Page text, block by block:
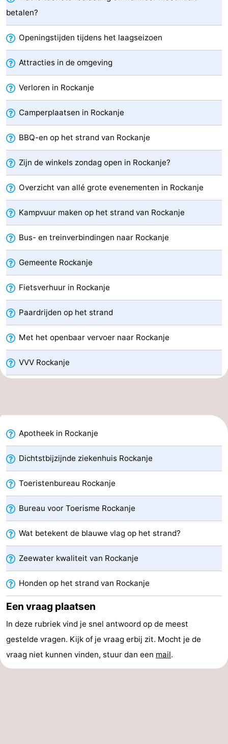
&
Steden
Natuur
Sporten
-
Zwembaden
-
Surfen
Eten
en
drinken
Evenementen
Praktisch
Forum
Route
-
Parkeren
Medische
adressen
Reisboekenwinkel
Regio
Zuid-
Holland
-
Natuur
Hollands
Duin
-
Noordwijk
-
Katwijk
-
Scheveningen
-
Den
Haag
-
Rotterdam
Zeeland
Schouwen-
Duiveland
-
Renesse
-
Brouwershaven
-
Bruinisse
-
Zierikzee
-
betalen?
Openingstijden tijdens het laagseizoen
Attracties in de omgeving
Verloren in Rockanje
Camperplaatsen in Rockanje
BBQ-en op het strand van Rockanje
Zijn de winkels zondag open in Rockanje?
Overzicht van allé grote evenementen in Rockanje
Kampvuur maken op het strand van Rockanje
Bus- en treinverbindingen naar Rockanje
Gemeente Rockanje
Fietsverhuur in Rockanje
Paardrijden op het strand
Met het openbaar vervoer naar Rockanje
VVV Rockanje
Apotheek in Rockanje
Dichtstbijzijnde ziekenhuis Rockanje
Toeristenbureau Rockanje
Bureau voor Toerisme Rockanje
Wat betekent de blauwe vlag op het strand?
Zeewater kwaliteit van Rockanje
Honden op het strand van Rockanje
Een vraag plaatsen
In deze rubriek vind je snel antwoord op de meest
gestelde vragen. Kijk of je vraag erbij zit. Mocht je de
vraag niet kunnen vinden, stuur dan een mail.